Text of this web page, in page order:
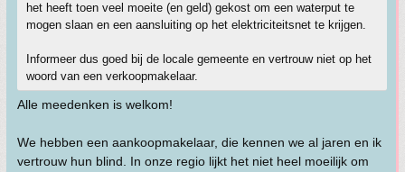
het heeft toen veel moeite (en geld) gekost om een waterput te
mogen slaan en een aansluiting op het elektriciteitsnet te krijgen.
Informeer dus goed bij de locale gemeente en vertrouw niet op het
woord van een verkoopmakelaar.
Alle meedenken is welkom!
We hebben een aankoopmakelaar, die kennen we al jaren en ik
vertrouw hun blind. In onze regio lijkt het niet heel moeilijk om